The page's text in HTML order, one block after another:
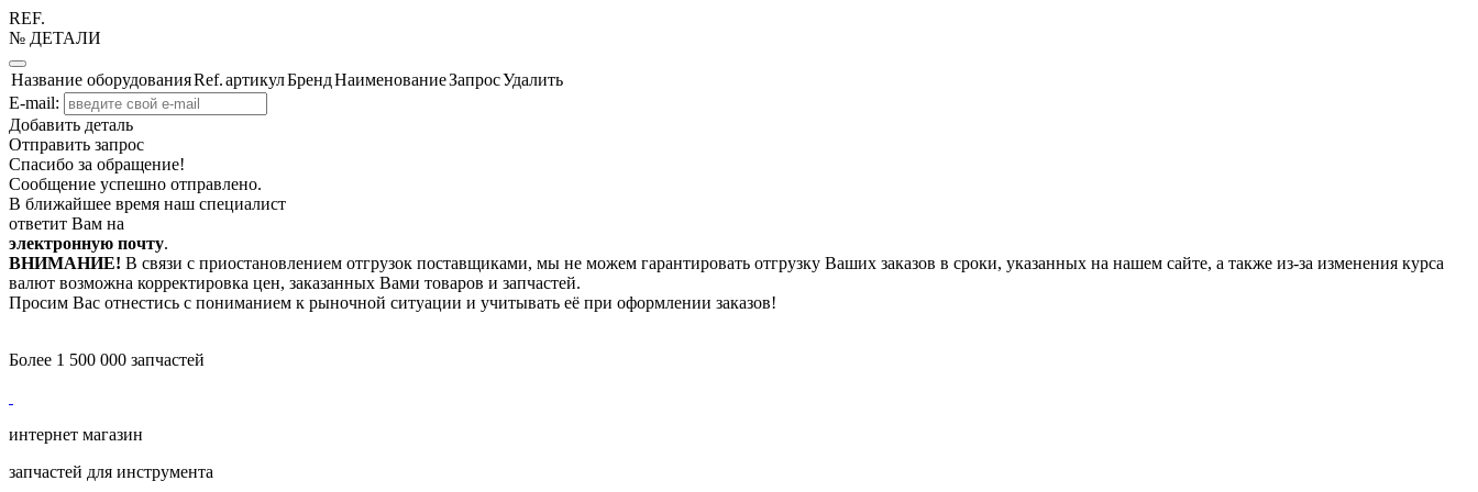
REF.
№ ДЕТАЛИ
Название оборудованияRef.артикулБрендНаименованиеЗапросУдалить
E-mail:
Добавить деталь
Отправить запрос
Спасибо за обращение!
Сообщение успешно отправлено.
В ближайшее время наш специалист
ответит Вам на
электронную почту.
ВНИМАНИЕ! В связи с приостановлением отгрузок поставщиками, мы не можем гарантировать отгрузку Ваших заказов в сроки, указанных на нашем сайте, а также из-за изменения курса
валют возможна корректировка цен, заказанных Вами товаров и запчастей.
Просим Вас отнестись с пониманием к рыночной ситуации и учитывать её при оформлении заказов!
Более 1 500 000 запчастей
интернет магазин
запчастей для инструмента